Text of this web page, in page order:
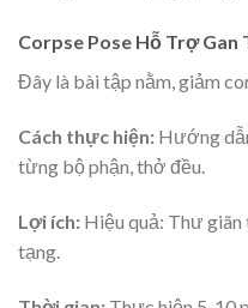
Corpse Pose Hỗ Trợ Gan
Đây là bài tập nằm, giảm
Cách thực hiện: Hướng
từng bộ phận, thở đều.
Lợi ích: Hiệu quả: Thư giãn
tạng.